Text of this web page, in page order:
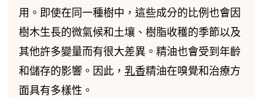
用。即使在同一種樹中，這些成分的比例也會因
樹木生長的微氣候和土壤、樹脂收穫的季節以及
其他許多變量而有很大差異。精油也會受到年齡
和儲存的影響。因此， 乳香精油在嗅覺和治療方
面具有多樣性。